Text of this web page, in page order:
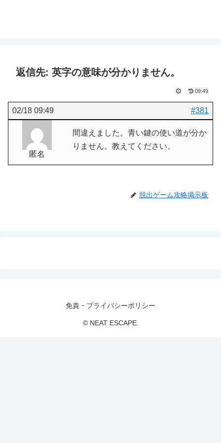
返信先: 英字の意味が分かりません。
09:49
02/18 09:49 #381
匿名
間違えました。青い鍵の使い道が分か
りません。教えてください。
脱出ゲーム攻略掲示板
免責・プライバシーポリシー
© NEAT ESCAPE.